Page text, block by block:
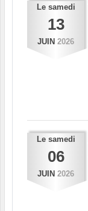
Le samedi
13
JUIN 2026
Le samedi
06
JUIN 2026